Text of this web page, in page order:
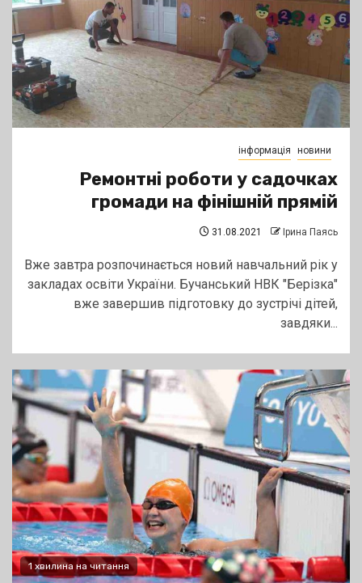
інформація новини
Ремонтні роботи у садочках
громади на фінішній прямій
31.08.2021 Ірина Паясь
Вже завтра розпочинається новий навчальний рік у
закладах освіти України. Бучанський НВК "Берізка"
вже завершив підготовку до зустрічі дітей,
завдяки...
1 хвилина на читання